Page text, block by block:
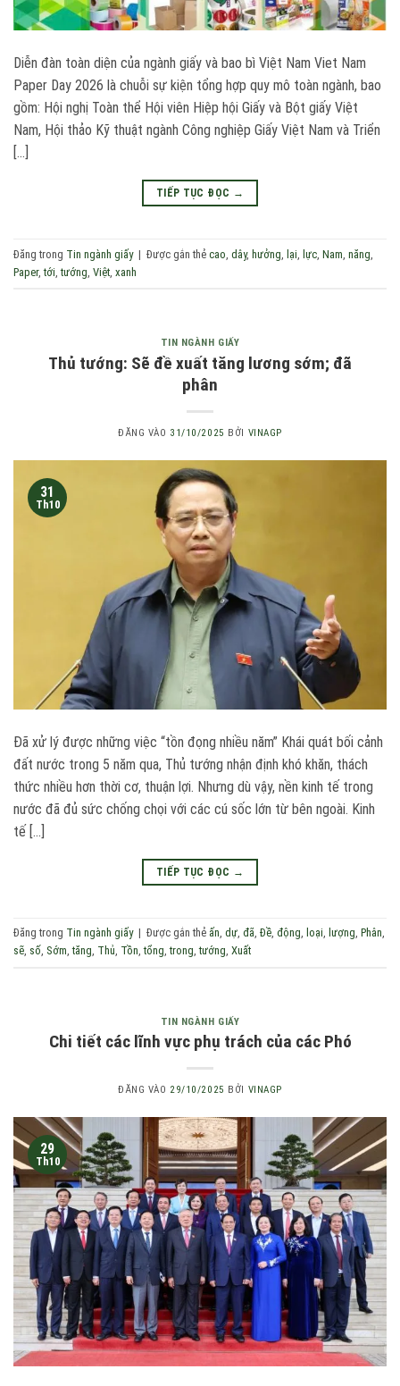
Diễn đàn toàn diện của ngành giấy và bao bì Việt Nam Viet Nam
Paper Day 2026 là chuỗi sự kiện tổng hợp quy mô toàn ngành, bao
gồm: Hội nghị Toàn thể Hội viên Hiệp hội Giấy và Bột giấy Việt
Nam, Hội thảo Kỹ thuật ngành Công nghiệp Giấy Việt Nam và Triển
[…]
TIẾP TỤC ĐỌC →
Đăng trong Tin ngành giấy | Được gắn thẻ cao dây, hưởng lại lực Nam năng
Paper,tới ,tướng Việt xanh
TIN NGÀNH GIẤY
Thủ tướng: Sẽ đề xuất tăng lương sớm; đã
phân
ĐĂNG VÀO 31/10/2025 BỞI VINAGP
31
Th10
Đã xử lý được những việc “tồn đọng nhiều năm” Khái quát bối cảnh
đất nước trong 5 năm qua, Thủ tướng nhận định khó khăn, thách
thức nhiều hơn thời cơ, thuận lợi. Nhưng dù vậy, nền kinh tế trong
nước đã đủ sức chống chọi với các cú sốc lớn từ bên ngoài. Kinh
tế […]
TIẾP TỤC ĐỌC →
Đăng trong Tin ngành giấy | Được gắn thẻ ấn, dự, đã, Đề, động, loại, lượng, Phân,
sẽ, số, Sớm,tăng, Thủ, Tồn,tổng,trong,tướng, Xuất
TIN NGÀNH GIẤY
Chi tiết các lĩnh vực phụ trách của các Phó
ĐĂNG VÀO 29/10/2025 BỞI VINAGP
29
Th10